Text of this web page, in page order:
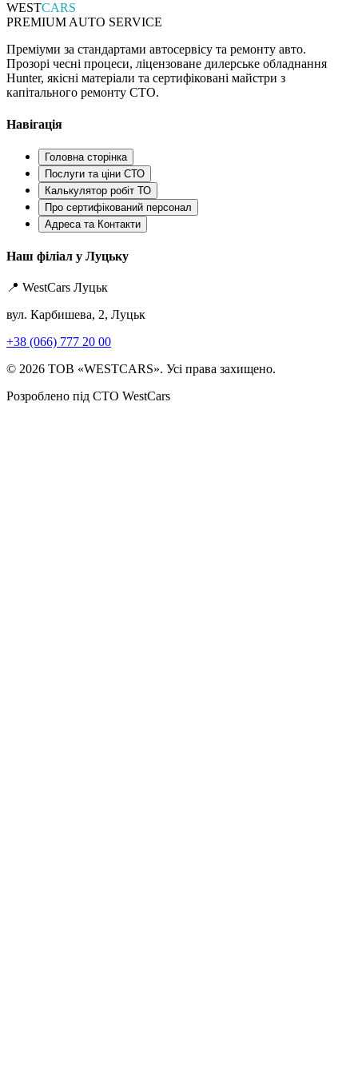
WESTCARS
PREMIUM AUTO SERVICE
Преміуми за стандартами автосервісу та ремонту авто.
Прозорі чесні процеси, ліцензоване дилерське обладнання
Hunter, якісні матеріали та сертифіковані майстри з
капітального ремонту СТО.
Навігація
Головна сторінка
Послуги та ціни СТО
Калькулятор робіт ТО
Про сертифікований персонал
Адреса та Контакти
Наш філіал у Луцьку
📍 WestCars Луцьк
вул. Карбишева, 2, Луцьк
+38 (066) 777 20 00
© 2026 ТОВ «WESTCARS». Усі права захищено.
Розроблено під СТО WestCars